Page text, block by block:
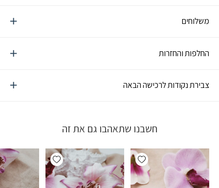
משלוחים
החלפות והחזרות
צבירת נקודות לרכישה הבאה
חשבנו שתאהבו גם את זה
Add wishlist
Add wishlist